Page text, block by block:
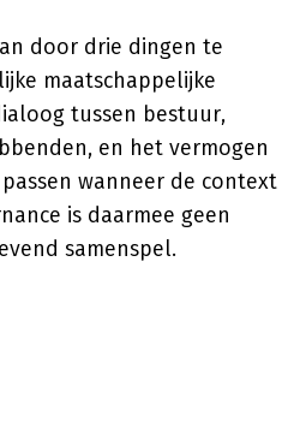
door drie dingen te
maatschappelijke
tussen bestuur,
en het vermogen
wanneer de context
is daarmee geen
samenspel.